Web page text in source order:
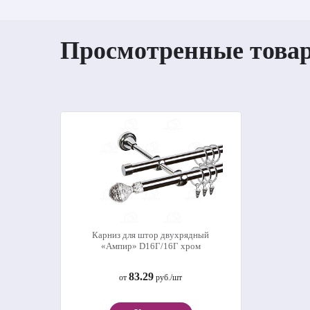
Просмотренные
Карниз для штор двухрядный
«Ампир» D16Г/16Г хром
от83.29 руб./шт